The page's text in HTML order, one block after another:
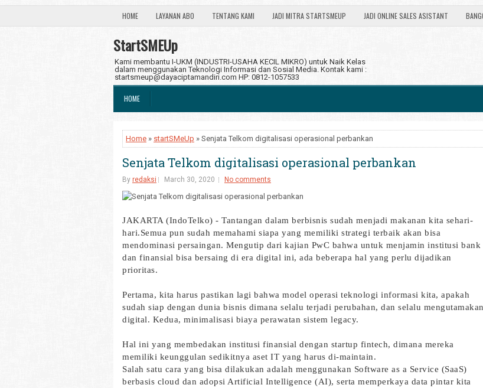
HOME LAYANAN ABO TENTANG KAMI JADI MITRA STARTSMEUP JADI ONLINE SALES ASISTANT
StartSMEUp
Kami membantu I-UKM (INDUSTRI-USAHA KECIL MIKRO) untuk Naik Kelas
dalam menggunakan Teknologi Informasi dan Sosial Media. Kontak kami :
startsmeup@dayaciptamandiri.com HP: 0812-1057533
HOME
Home » startSMeUp » Senjata Telkom digitalisasi operasional perbankan
Senjata Telkom digitalisasi operasional perbankan
By redaksi March 30, 2020 No comments
JAKARTA (IndoTelko) - Tantangan dalam berbisnis sudah menjadi makanan kita sehari-
hari.Semua pun sudah memahami siapa yang memiliki strategi terbaik akan bisa
mendominasi persaingan. Mengutip dari kajian PwC bahwa untuk menjamin institusi bank
dan finansial bisa bersaing di era digital ini, ada beberapa hal yang perlu dijadikan
prioritas.
Pertama, kita harus pastikan lagi bahwa model operasi teknologi informasi kita, apakah
sudah siap dengan dunia bisnis dimana selalu terjadi perubahan, dan selalu mengutamakan
digital. Kedua, minimalisasi biaya perawatan sistem legacy.
Hal ini yang membedakan institusi finansial dengan startup fintech, dimana mereka
memiliki keunggulan sedikitnya aset IT yang harus di-maintain.
Salah satu cara yang bisa dilakukan adalah menggunakan Software as a Service (SaaS)
berbasis cloud dan adopsi Artificial Intelligence (AI), serta memperkaya data pintar kita